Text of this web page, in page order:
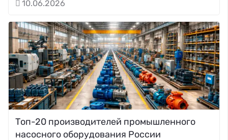
10.06.2026
Топ-20 производителей промышленного
насосного оборудования России